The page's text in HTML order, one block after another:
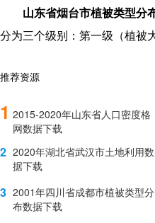
山东省烟台市植被类型分
分为三个级别：第一级（植被
推荐资源
1 2015-2020年山东省人口密度格
网数据下载
2 2020年湖北省武汉市土地利用数
据下载
3 2001年四川省成都市植被类型分
布数据下载